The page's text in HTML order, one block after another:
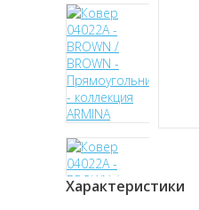
Характеристики